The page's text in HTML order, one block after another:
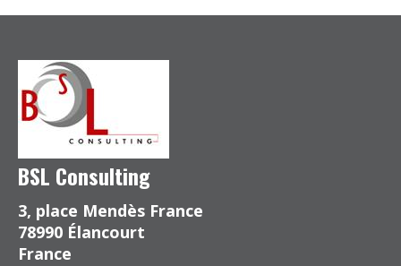
BSL Consulting
3, place Mendès France
78990 Élancourt
France